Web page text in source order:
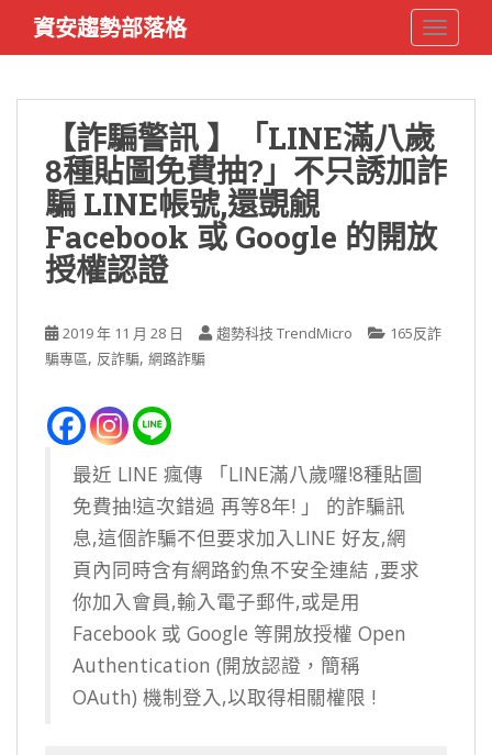
i
資安趨勢部落格
【詐騙警訊 】「LINE滿八歲
8種貼圖免費抽?」不只誘加詐
騙 LINE帳號,還覬覦
Facebook 或 Google 的開放
授權認證
2019 年 11 月 28 日 趨勢科技 TrendMicro
165反詐
騙專區, 反詐騙, 網路詐騙
最近 LINE 瘋傳 「LINE滿八歲囉!8種貼圖
免費抽!這次錯過 再等8年! 」 的詐騙訊
息,這個詐騙不但要求加入LINE 好友,網
頁內同時含有網路釣魚不安全連結 ,要求
你加入會員,輸入電子郵件,或是用
Facebook 或 Google 等開放授權 Open
Authentication (開放認證，簡稱
OAuth) 機制登入,以取得相關權限 !